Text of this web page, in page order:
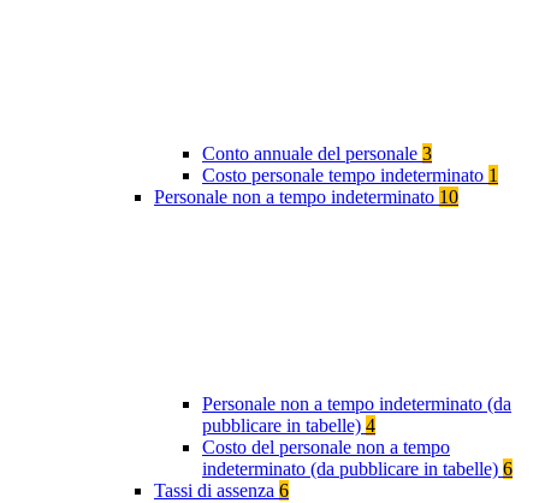
Conto annuale del personale 3
Costo personale tempo indeterminato 1
Personale non a tempo indeterminato 10
Personale non a tempo indeterminato (da
pubblicare in tabelle) 4
Costo del personale non a tempo
indeterminato (da pubblicare in tabelle) 6
Tassi di assenza 6